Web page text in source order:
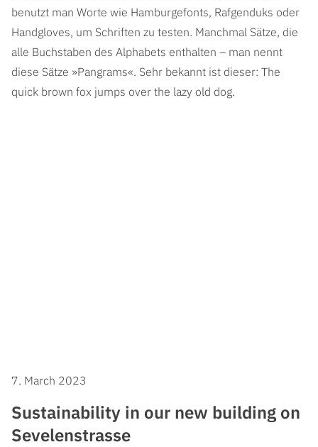
benutzt man Worte wie Hamburgefonts, Rafgenduks oder
Handgloves, um Schriften zu testen. Manchmal Sätze, die
alle Buchstaben des Alphabets enthalten – man nennt
diese Sätze »Pangrams«. Sehr bekannt ist dieser: The
quick brown fox jumps over the lazy old dog.
7. March 2023
Sustainability in our new building on
Sevelenstrasse